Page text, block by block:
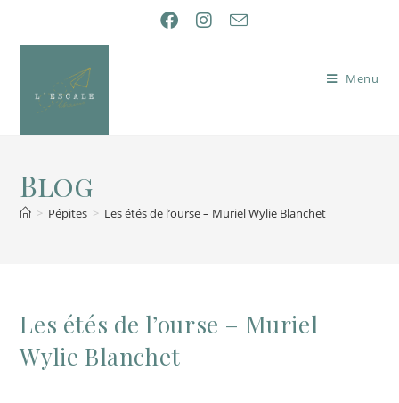
Menu
Blog
> Pépites > Les étés de l’ourse – Muriel Wylie Blanchet
Les étés de l’ourse – Muriel
Wylie Blanchet